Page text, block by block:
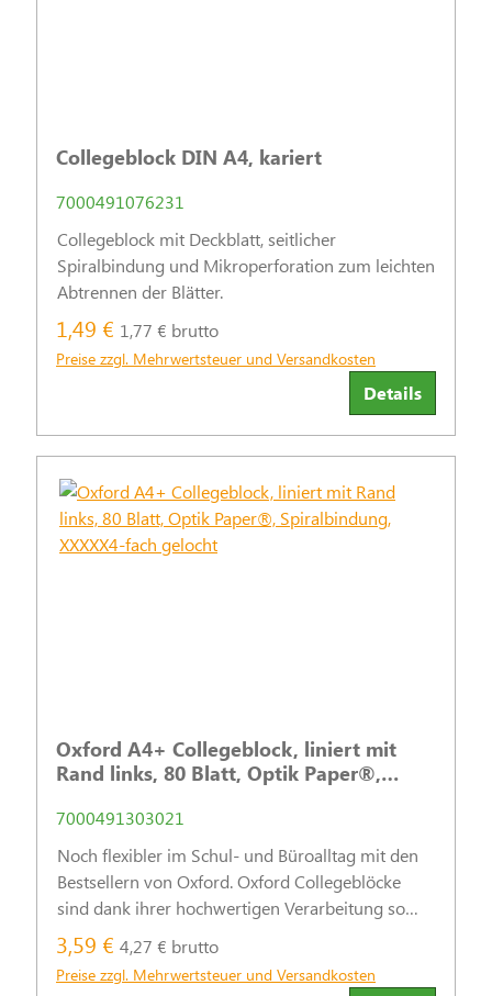
Collegeblock DIN A4, kariert
7000491076231
Collegeblock mit Deckblatt, seitlicher
Spiralbindung und Mikroperforation zum leichten
Abtrennen der Blätter.
1,49 € 1,77 € brutto
Preise zzgl. Mehrwertsteuer und Versandkosten
Details
Oxford A4+ Collegeblock, liniert mit
Rand links, 80 Blatt, Optik Paper®,
7000491303021
Noch flexibler im Schul- und Büroalltag mit den
Bestsellern von Oxford. Oxford Collegeblöcke
sind dank ihrer hochwertigen Verarbeitung so
vielseitig einsetzbar wie kein anderer
Schreibblock.
3,59 € 4,27 € brutto
Preise zzgl. Mehrwertsteuer und Versandkosten